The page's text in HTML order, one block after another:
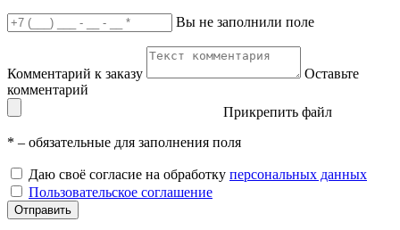
Вы не заполнили поле
Комментарий к заказу
Оставьте
комментарий
Прикрепить файл
* – обязательные для заполнения поля
Даю своё согласие на обработку персональных данных
Пользовательское соглашение
Отправить